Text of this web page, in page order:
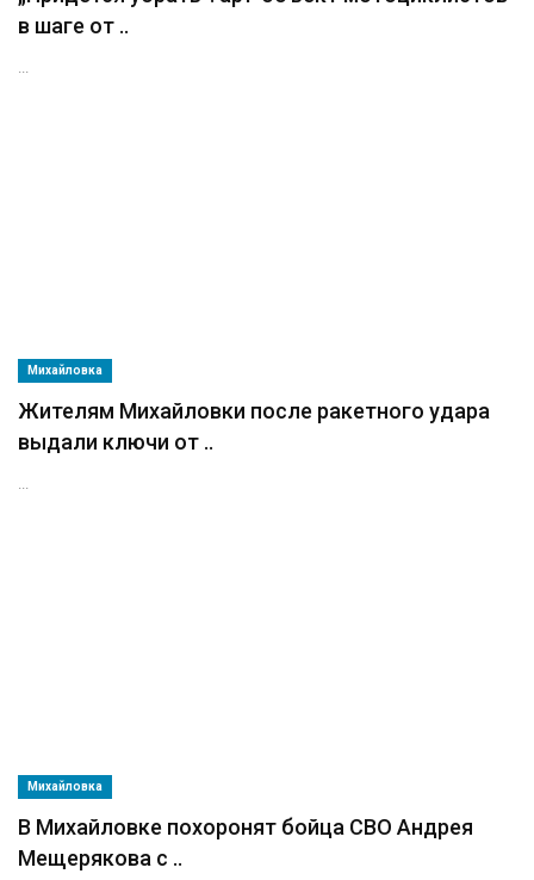
в шаге от ..
Михайловка
Жителям Михайловки после ракетного удара
выдали ключи от ..
Михайловка
В Михайловке похоронят бойца СВО Андрея
Мещерякова с ..